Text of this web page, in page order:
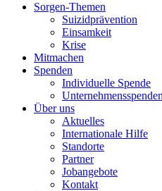
Sorgen-Themen
Suizidprävention
Einsamkeit
Krise
Mitmachen
Spenden
Individuelle Spende
Unternehmensspenden
Über uns
Aktuelles
Internationale Hilfe
Standorte
Partner
Jobangebote
Kontakt